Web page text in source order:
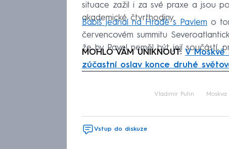
situace zažil i za své praxe a jsou
akademické čtvrthodiny.
Babiš jednal na Hradě s Pavlem o
červencovém summitu
že by Pavel neměl být její součástí,
MOHLO VÁM UNIKNOUT: V Moskvě
zúčastní oslav konce druhé
Vladimir Putin Moskva
Vstup do diskuze